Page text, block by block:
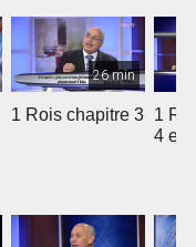
26 min
1 Rois chapitre 3
1
4 et 5